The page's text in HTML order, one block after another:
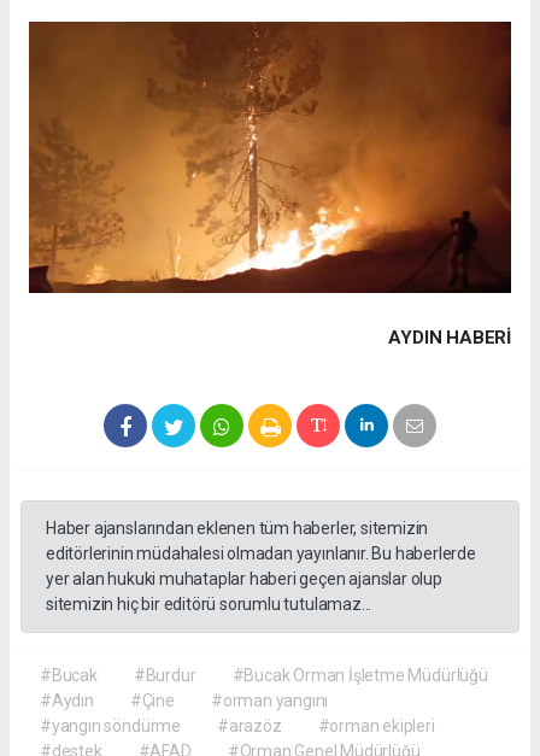
AYDIN HABERİ
Haber ajanslarından eklenen tüm haberler, sitemizin
editörlerinin müdahalesi olmadan yayınlanır. Bu haberlerde
yer alan hukuki muhataplar haberi geçen ajanslar olup
sitemizin hiç bir editörü sorumlu tutulamaz...
#Bucak #Burdur
#Bucak Orman İşletme Müdürlüğü
#Aydın
#Çine
#orman yangını
#yangın söndürme
#arazöz
#orman ekipleri
#destek
#AFAD #Orman Genel Müdürlüğü